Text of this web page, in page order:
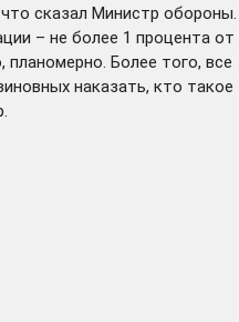
сказал Министр обороны.
– не более 1 процента от
Более того, все
наказать, кто такое